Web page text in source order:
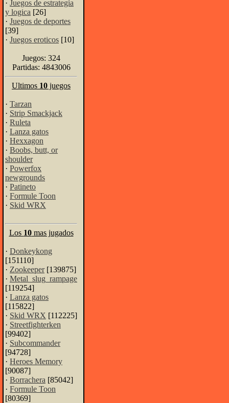
· Juegos de estrategia
y logica [26]
· Juegos de deportes
[39]
· Juegos eroticos [10]
Juegos: 324
Partidas: 4843006
Ultimos 10 juegos
· Tarzan
· Strip Smackjack
· Ruleta
· Lanza gatos
· Hexxagon
· Boobs, butt, or
shoulder
· Powerfox
newgrounds
· Patineto
· Formule Toon
· Skid WRX
Los 10mas jugados
· Donkeykong
[151110]
· Zookeeper[139875]
· Metal_slug_rampage
[119254]
· Lanza gatos
[115822]
· Skid WRX [112225]
· Streetfighterken
[99402]
· Subcommander
[94728]
· Heroes Memory
[90087]
· Borrachera [85042]
· Formule Toon
[80369]